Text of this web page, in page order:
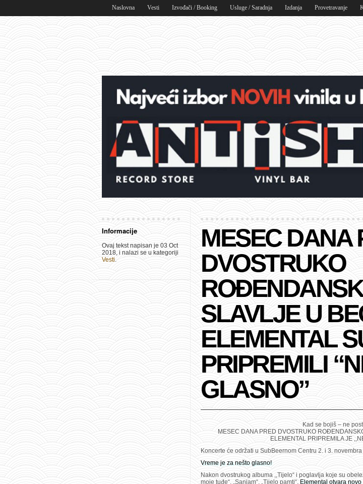
Naslovna Vesti Izvođači / Booking Usluge / Saradnja Izdanja Provetravanje
Informacije
Ovaj tekst napisan je 03 Oct
2018, i nalazi se u kategoriji
Vesti.
MESEC DANA
DVOSTRUKO
SLAVLJE U
ELEMENTAL
PRIPREMILI
GLASNO”
Kad se bojiš – ne
MESEC DANA PRED DVOSTRUKO
ELEMENTAL PRIPREMILA JE
Koncerte će održati u SubBeernom Centru 2. i 3. novembra
Vreme je za nešto glasno!
Nakon dvostrukog albuma ,,Tijelo“ i poglavlja koje su
moje tuđe“, „Sanjam“, „Tijelo pamti“, Elemental otvara